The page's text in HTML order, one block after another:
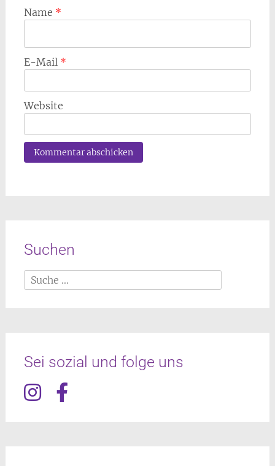
Name *
E-Mail *
Website
Suchen
Suche
nach:
Sei sozial und folge uns